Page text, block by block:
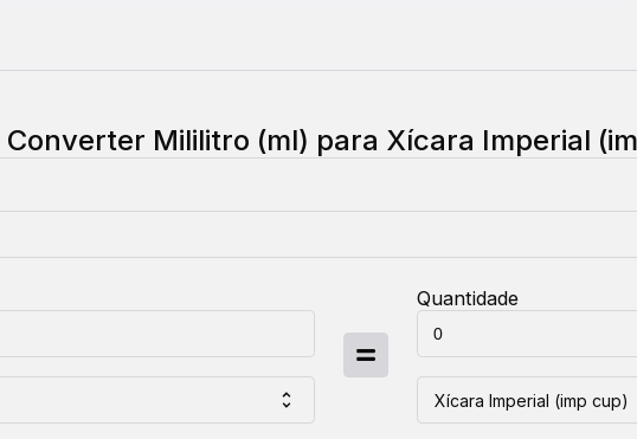
Converter Mililitro (ml) para Xícara Imperial
Quantidade
Xícara Imperial (imp cup)